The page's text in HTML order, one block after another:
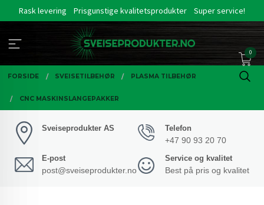
Rask levering Prisgunstige kvalitetsprodukter Super service!
0
FORSIDE SVEISETILBEHØR PLASMA TILBEHØR
CNC MASKINSLANGEPAKKER
Sveiseprodukter AS Telefon
+47 90 93 20 70
E-post
post@sveiseprodukter.no
Service og kvalitet
Best på pris og kvalitet